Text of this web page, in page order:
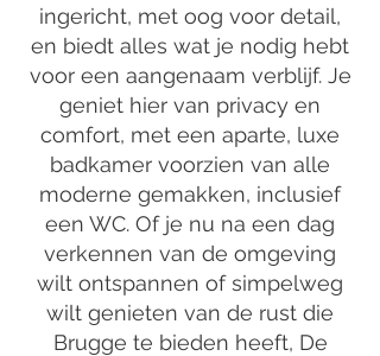
ingericht, met oog voor detail,
en biedt alles wat je nodig hebt
voor een aangenaam verblijf. Je
geniet hier van privacy en
comfort, met een aparte, luxe
badkamer voorzien van alle
moderne gemakken, inclusief
een WC. Of je nu na een dag
verkennen van de omgeving
wilt ontspannen of simpelweg
wilt genieten van de rust die
Brugge te bieden heeft, De